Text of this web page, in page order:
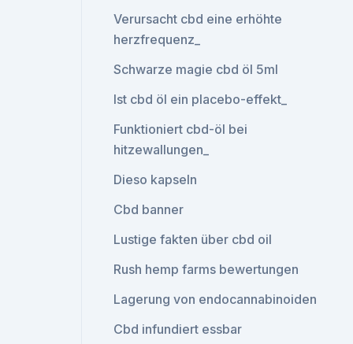
Verursacht cbd eine erhöhte
herzfrequenz_
Schwarze magie cbd öl 5ml
Ist cbd öl ein placebo-effekt_
Funktioniert cbd-öl bei
hitzewallungen_
Dieso kapseln
Cbd banner
Lustige fakten über cbd oil
Rush hemp farms bewertungen
Lagerung von endocannabinoiden
Cbd infundiert essbar